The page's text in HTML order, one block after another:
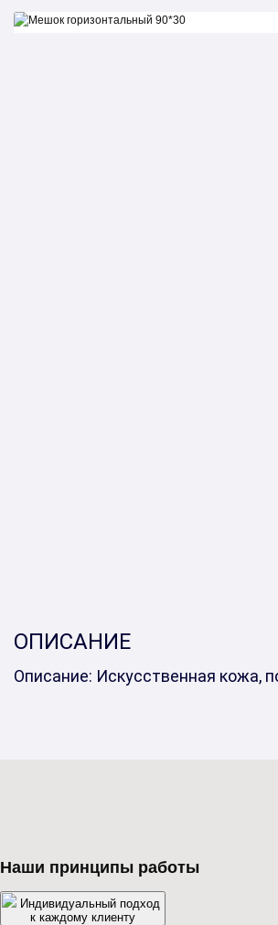
ОПИСАНИЕ
Описание: Искусственная кожа,
Наши принципы работы
Индивидуальный подход
к каждому клиенту